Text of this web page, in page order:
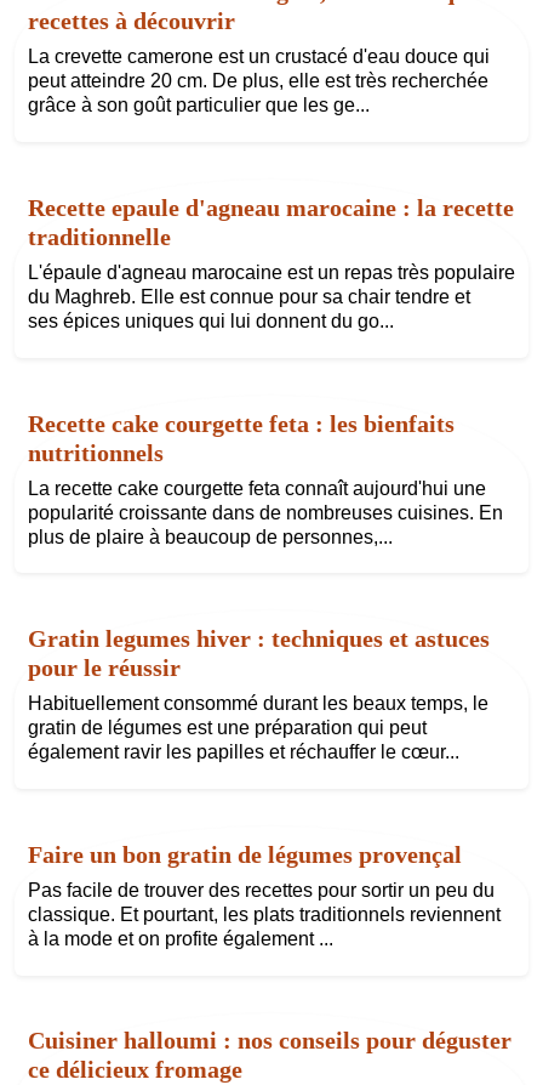
recettes à découvrir
La crevette camerone est un crustacé d'eau douce qui
peut atteindre 20 cm. De plus, elle est très recherchée
grâce à son goût particulier que les ge...
Recette epaule d'agneau marocaine : la recette
traditionnelle
L'épaule d'agneau marocaine est un repas très populaire
du Maghreb. Elle est connue pour sa chair tendre et
ses épices uniques qui lui donnent du go...
Recette cake courgette feta : les bienfaits
nutritionnels
La recette cake courgette feta connaît aujourd'hui une
popularité croissante dans de nombreuses cuisines. En
plus de plaire à beaucoup de personnes,...
Gratin legumes hiver : techniques et astuces
pour le réussir
Habituellement consommé durant les beaux temps, le
gratin de légumes est une préparation qui peut
également ravir les papilles et réchauffer le cœur...
Faire un bon gratin de légumes provençal
Pas facile de trouver des recettes pour sortir un peu du
classique. Et pourtant, les plats traditionnels reviennent
à la mode et on profite également ...
Cuisiner halloumi : nos conseils pour déguster
ce délicieux fromage